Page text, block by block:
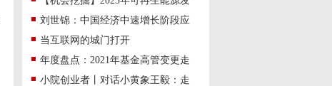
刘世锦：中国经济中速增长阶段应
当互联网的城门打开
年度盘点：2021年基金高管变更走
小院创业者丨对话小黄象王毅：走